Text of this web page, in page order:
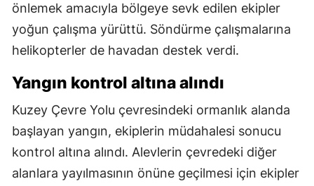
önlemek amacıyla bölgeye sevk edilen ekipler
yoğun çalışma yürüttü. Söndürme çalışmalarına
helikopterler de havadan destek verdi.
Yangın kontrol altına alındı
Kuzey Çevre Yolu çevresindeki ormanlık alanda
başlayan yangın, ekiplerin müdahalesi sonucu
kontrol altına alındı. Alevlerin çevredeki diğer
alanlara yayılmasının önüne geçilmesi için ekipler